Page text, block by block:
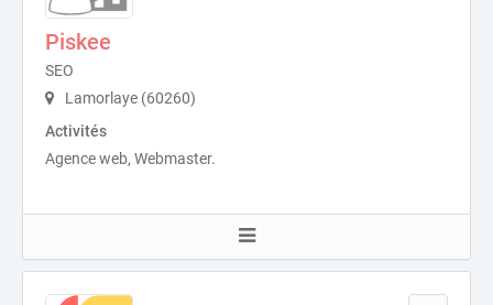
Piskee
SEO
Lamorlaye (60260)
Activités
Agence web, Webmaster.